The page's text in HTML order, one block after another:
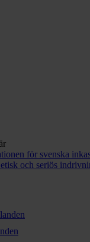
för svenska
och seriös